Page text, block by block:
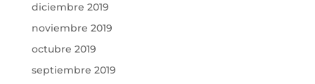
diciembre 2019
noviembre 2019
octubre 2019
septiembre 2019